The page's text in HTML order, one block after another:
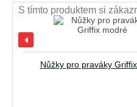
S tímto produktem si
Nůžky pro praváky